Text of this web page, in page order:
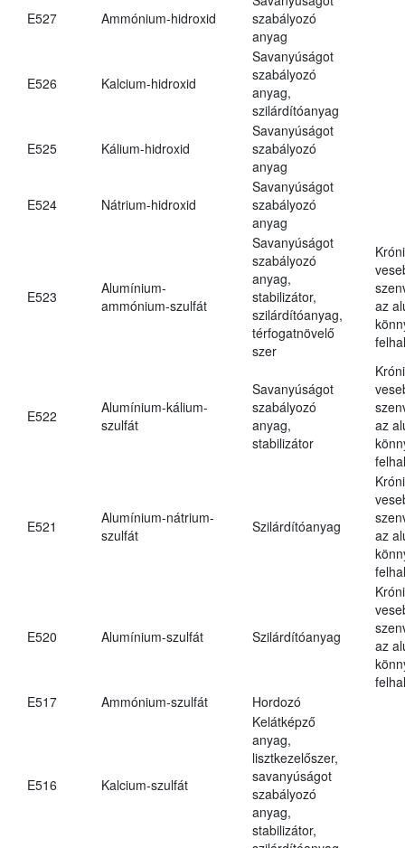
E527 Ammónium-hidroxid
szabályozó
anyag
E526 Kalcium-hidroxid
Savanyúságot
szabályozó
anyag,
szilárdítóanyag
E525 Kálium-hidroxid
Savanyúságot
szabályozó
anyag
E524 Nátrium-hidroxid
Savanyúságot
szabályozó
anyag
E523
Alumínium-
ammónium-szulfát
Savanyúságot
szabályozó
anyag,
stabilizátor,
szilárdítóanyag,
térfogatnövelő
szer
az
E522
Alumínium-kálium-
szulfát
Savanyúságot
szabályozó
anyag,
stabilizátor
az
E521
Alumínium-nátrium-
szulfát
Szilárdítóanyag
az
E520 Alumínium-szulfát Szilárdítóanyag
az
E517
Ammónium-szulfát Hordozó
E516 Kalcium-szulfát
Kelátképző
anyag,
lisztkezelőszer,
savanyúságot
szabályozó
anyag,
stabilizátor,